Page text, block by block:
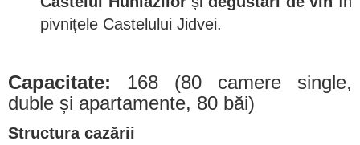
pivnițele Castelului Jidvei.
Capacitate: 168 (80 camere single,
duble și apartamente, 80 băi)
Structura cazării